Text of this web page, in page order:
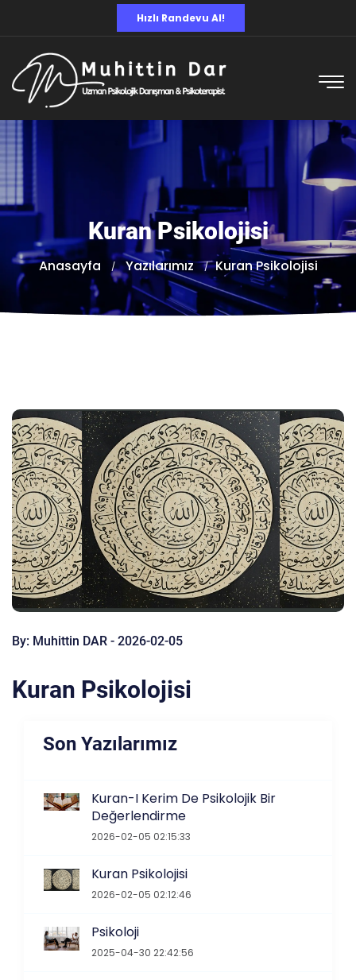
Hızlı Randevu Al!
Kuran Psikolojisi
Anasayfa Yazılarımız Kuran Psikolojisi
By: Muhittin DAR - 2026-02-05
Kuran Psikolojisi
Son Yazılarımız
Kuran-I Kerim De Psikolojik Bir
Değerlendirme
2026-02-05 02:15:33
Kuran Psikolojisi
2026-02-05 02:12:46
Psikoloji
2025-04-30 22:42:56